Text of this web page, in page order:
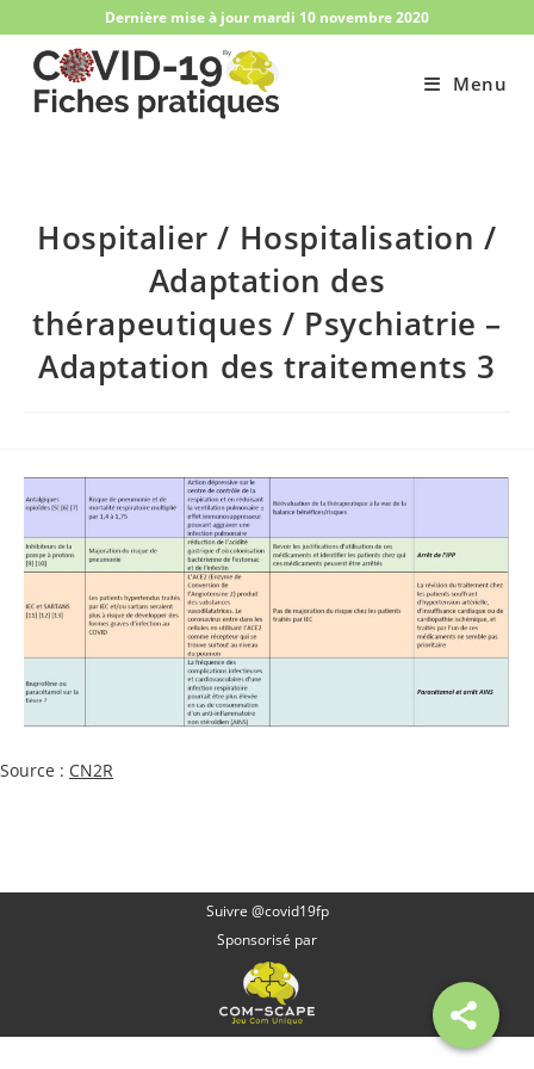
content
Dernière mise à jour mardi 10 novembre 2020
Menu
Hospitalier / Hospitalisation /
Adaptation des
thérapeutiques​ / Psychiatrie –
Adaptation des traitements 3
Source : CN2R
Suivre @covid19fp
Sponsorisé par